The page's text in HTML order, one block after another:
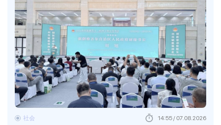
社会 14:55 / 07.08.2026